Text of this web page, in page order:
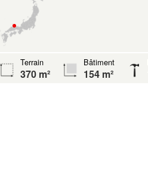
Terrain
370 m²
Bâtiment
154 m²